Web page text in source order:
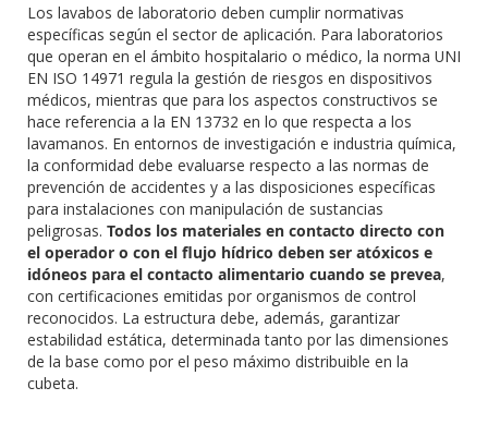
Los lavabos de laboratorio deben cumplir normativas
específicas según el sector de aplicación. Para laboratorios
que operan en el ámbito hospitalario o médico, la norma UNI
EN ISO 14971 regula la gestión de riesgos en dispositivos
médicos, mientras que para los aspectos constructivos se
hace referencia a la EN 13732 en lo que respecta a los
lavamanos. En entornos de investigación e industria química,
la conformidad debe evaluarse respecto a las normas de
prevención de accidentes y a las disposiciones específicas
para instalaciones con manipulación de sustancias
peligrosas. Todos los materiales en contacto directo con
el operador o con el flujo hídrico deben ser atóxicos e
idóneos para el contacto alimentario cuando se prevea,
con certificaciones emitidas por organismos de control
reconocidos. La estructura debe, además, garantizar
estabilidad estática, determinada tanto por las dimensiones
de la base como por el peso máximo distribuible en la
cubeta.